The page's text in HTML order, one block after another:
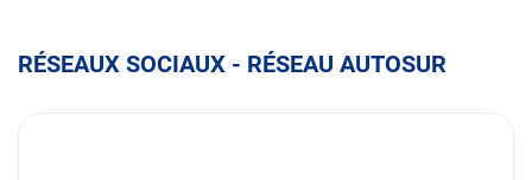
RÉSEAUX SOCIAUX - RÉSEAU AUTOSUR